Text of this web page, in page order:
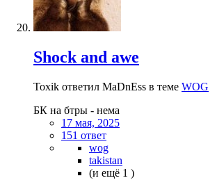
Shock and awe
Toxik ответил MaDnEss в теме WOG
БК на бтры - нема
17 мая, 2025
151 ответ
wog
takistan
(и ещё 1 )